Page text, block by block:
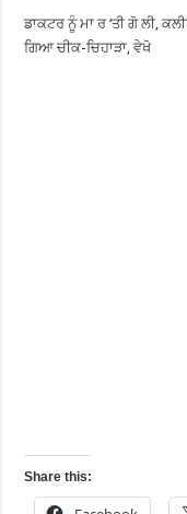
ਡਾਕਟਰ ਨੂੰ ਮਾ ਰ ‘ਤੀ ਗੋ ਲੀ,
ਗਿਆ ਚੀਕ-ਚਿਹਾੜਾ, ਵੇਖੋ
Share this: